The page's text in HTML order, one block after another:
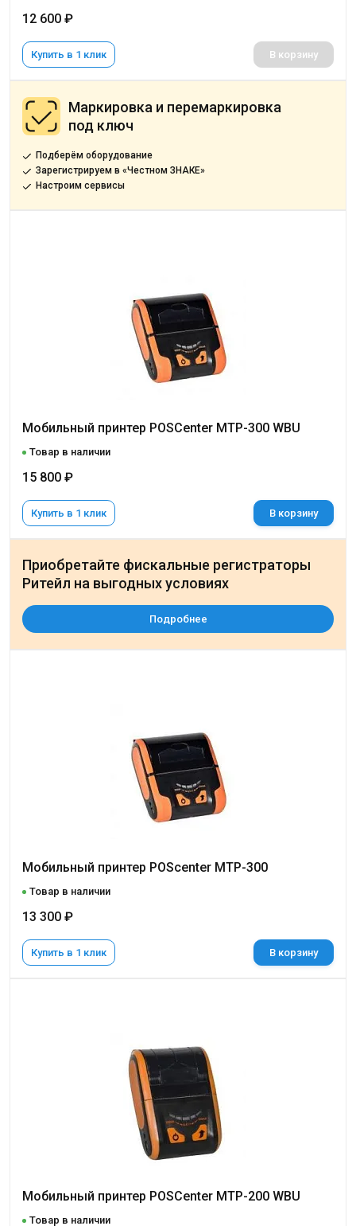
12 600 ₽
Купить в 1 клик В корзину
Мобильный принтер POSCenter MTP-300 WBU
Товар в наличии
15 800 ₽
Купить в 1 клик В корзину
Мобильный принтер POScenter MTP-300
Товар в наличии
13 300 ₽
Купить в 1 клик В корзину
Мобильный принтер POSCenter MTP-200 WBU
Товар в наличии
Маркировка и перемаркировка
под ключ
Подберём оборудование
Зарегистрируем в «Честном ЗНАКЕ»
Настроим сервисы
Приобретайте фискальные регистраторы
Ритейл на выгодных условиях
Подробнее